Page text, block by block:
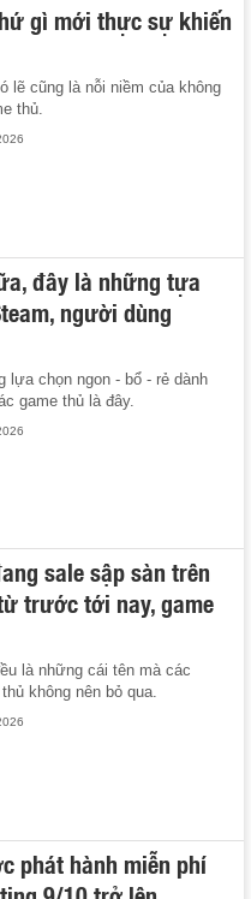
gì mới thực sự khiến
lẽ cũng là nỗi niềm của không
thủ.
đây là những tựa
người dùng
lựa chọn ngon - bổ - rẻ dành
game thủ là đây.
sale sập sàn trên
trước tới nay, game
là những cái tên mà các
không nên bỏ qua.
phát hành miễn phí